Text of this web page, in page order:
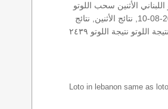
2026-08-10, سحب اللوتو اللبناني, سحب اللوتو اللبناني الأثنين سحب اللوتو
اللبناني الأثنين سحب اللوتو اللبناني اليوم, سحب اللوتو اللبناني للإصدار 2439, سحب اللوتو اليوم سحب زيد, سحب زيد لوتو في لبنان لوتو لوتو 2439, لوتو الأثنين 2026-08-10, نتائج الأثنين, نتائج
اللوتو نتائج اللوتو 2026-08-10, نتائج اللوتو الأثنين, نتائج اللوتو اللبناني نتائج اللوتو اللبناني الأثنين, نتائج اللوتو اللبناني اليوم نتائج سحب اللوتو اللبناني اليوم نتيجة ٢٤٣٩, نتيجة اللوتو نتيجة اللوتو ٢٤٣٩